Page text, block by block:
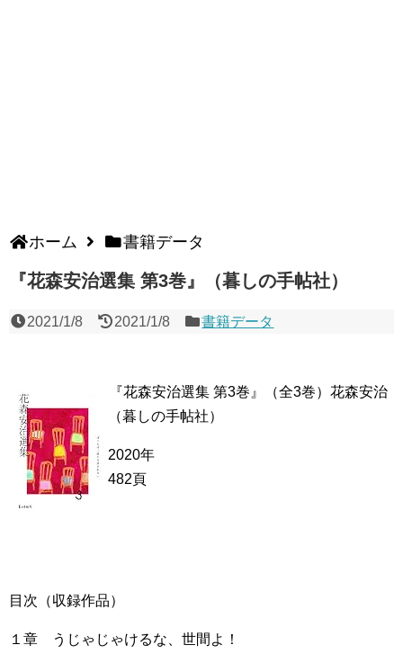
ホーム 書籍データ
『花森安治選集 第3巻』（暮しの手帖社）
2021/1/8 2021/1/8 書籍データ
『花森安治選集 第3巻』（全3巻）花森安治
（暮しの手帖社）
2020年
482頁
目次（収録作品）
１章 うじゃじゃけるな、世間よ！